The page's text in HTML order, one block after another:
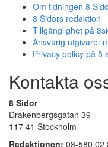
Om tidningen 8
8 Sidors redaktion
Tillgänglighet på
Ansvarig utgivare:
Privacy policy på 8
Kontakta
8 Sidor
Drakenbergsgatan 39
117 41 Stockholm
Redaktionen: 08-580 02